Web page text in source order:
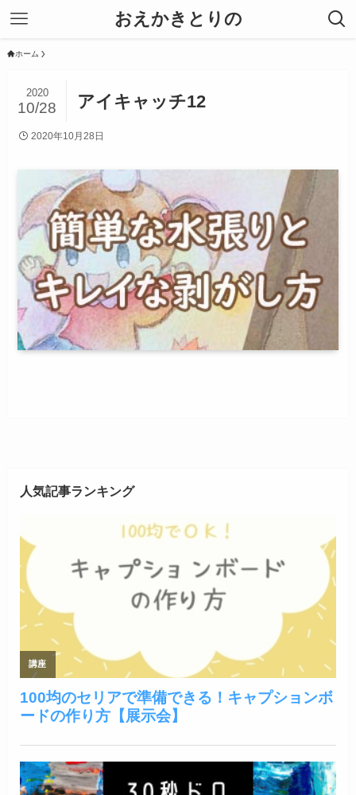
おえかきとりの
ホーム
アイキャッチ12
2020
10/28
2020年10月28日
人気記事ランキング